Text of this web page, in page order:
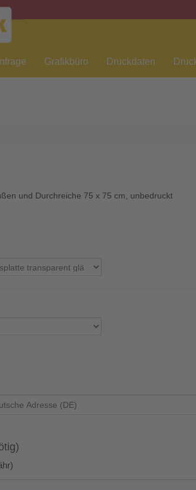
Grafikbüro Druckdaten
und Durchreiche 75 x 75 cm, unbedruckt